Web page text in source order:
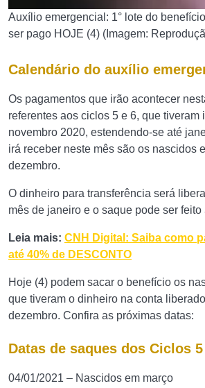
Auxílio emergencial: 1° lote do
ser pago HOJE (4) (Imagem:
Calendário do auxílio
Os pagamentos que irão acontecer
referentes aos ciclos 5 e 6, que tiveram
novembro 2020, estendendo-se até
irá receber neste mês são os nascidos
dezembro.
O dinheiro para transferência será
mês de janeiro e o saque pode ser
Leia mais: CNH Digital: Saiba como
até 40% de DESCONTO
Hoje (4) podem sacar o benefício os
que tiveram o dinheiro na conta
dezembro. Confira as próximas datas:
Datas de saques dos Ciclos
04/01/2021 – Nascidos em março